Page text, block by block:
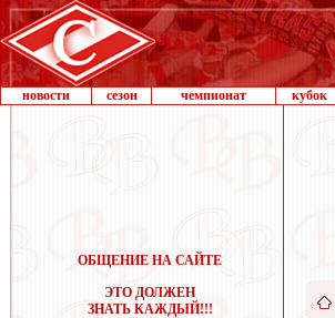
новости сезон чемпионат кубок
ОБЩЕНИЕ НА САЙТЕ
ЭТО ДОЛЖЕН
ЗНАТЬ КАЖДЫЙ!!!